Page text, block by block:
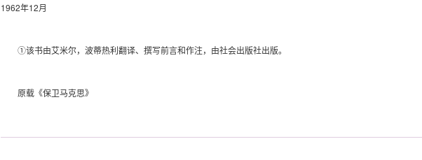
1962年12月
①该书由艾米尔，波蒂热利翻译、撰写前言和作注，由社会出版社出版。
原载《保卫马克思》